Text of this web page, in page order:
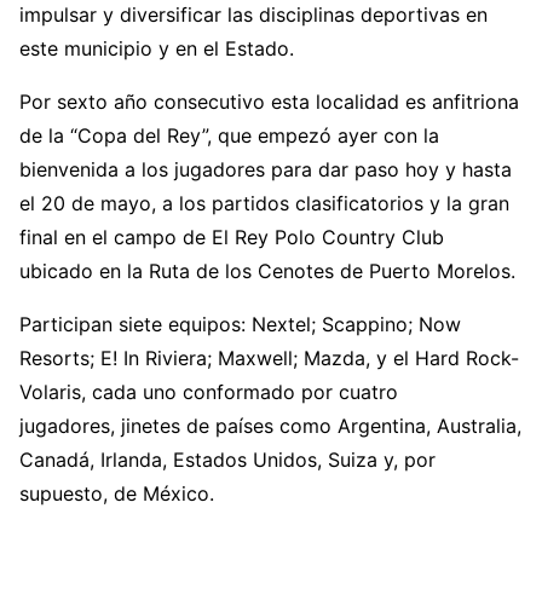
impulsar y diversificar las disciplinas deportivas en
este municipio y en el Estado.
Por sexto año consecutivo esta localidad es anfitriona
de la “Copa del Rey”, que empezó ayer con la
bienvenida a los jugadores para dar paso hoy y hasta
el 20 de mayo, a los partidos clasificatorios y la gran
final en el campo de El Rey Polo Country Club
ubicado en la Ruta de los Cenotes de Puerto Morelos.
Participan siete equipos: Nextel; Scappino; Now
Resorts; E! In Riviera; Maxwell; Mazda, y el Hard Rock-
Volaris, cada uno conformado por cuatro
jugadores, jinetes de países como Argentina, Australia,
Canadá, Irlanda, Estados Unidos, Suiza y, por
supuesto, de México.